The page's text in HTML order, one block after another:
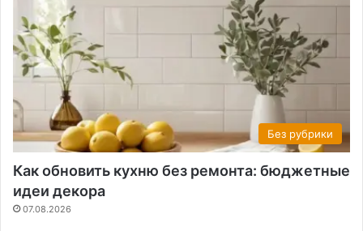
Без рубрики
Как обновить кухню без ремонта: бюджетные
идеи декора
07.08.2026